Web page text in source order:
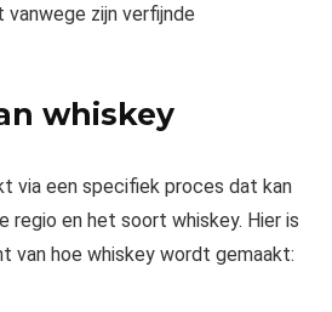
zijn verfijnde
whiskey
via een specifiek proces dat kan
regio en het soort whiskey. Hier is
van hoe whiskey wordt gemaakt: